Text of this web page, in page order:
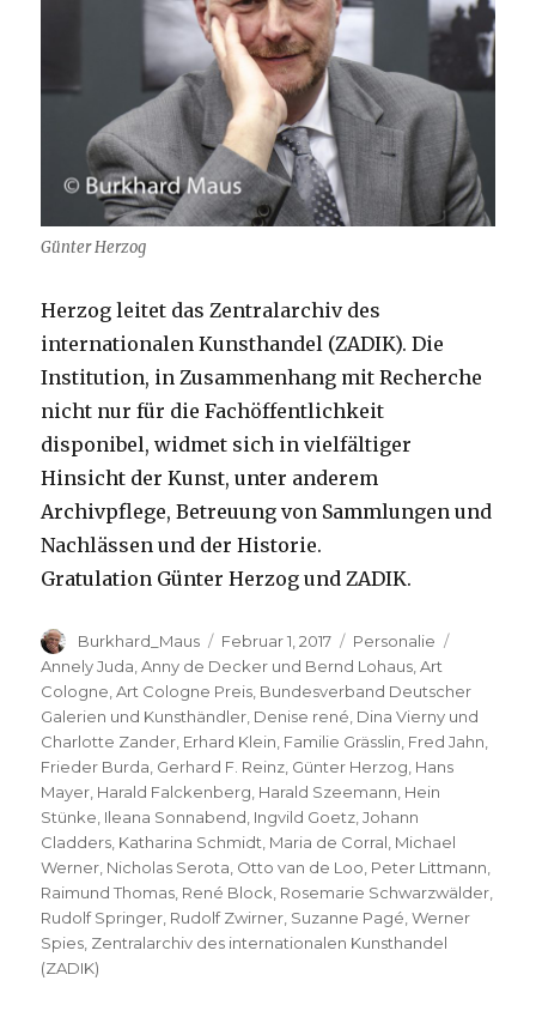
Günter Herzog
Herzog leitet das Zentralarchiv des
internationalen Kunsthandel (ZADIK). Die
Institution, in Zusammenhang mit Recherche
nicht nur für die Fachöffentlichkeit
disponibel, widmet sich in vielfältiger
Hinsicht der Kunst, unter anderem
Archivpflege, Betreuung von Sammlungen und
Nachlässen und der Historie.
Gratulation Günter Herzog und ZADIK.
Autor
Burkhard_Maus
Veröffentlicht
am
Februar 1, 2017 Kategorien
Personalie
Annely Juda,Anny de Decker und Bernd Lohaus,Art
Cologne,Art Cologne Preis, Bundesverband Deutscher
Galerien und Kunsthändler, Denise rené, Dina Vierny und
Charlotte Zander, Erhard Klein, Familie Grässlin, Fred Jahn,
Frieder Burda, Gerhard F. Reinz, Günter Herzog, Hans
Mayer, Harald Falckenberg, Harald Szeemann, Hein
Stünke, Ileana Sonnabend, Ingvild Goetz,Johann
Cladders, Katharina Schmidt, Maria de Corral, Michael
Werner, Nicholas Serota, Otto van de Loo, Peter Littmann,
Raimund Thomas, René Block, Rosemarie Schwarzwälder,
Rudolf Springer, Rudolf Zwirner, Suzanne Pagé,Werner
Spies, Zentralarchiv des internationalen Kunsthandel
(ZADIK)